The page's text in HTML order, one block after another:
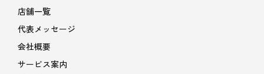
店舗一覧
代表メッセージ
会社概要
サービス案内